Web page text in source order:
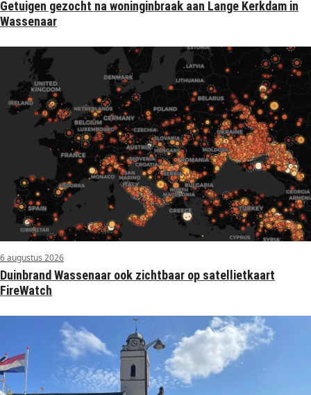
Getuigen gezocht na woninginbraak aan Lange Kerkdam in
Wassenaar
6 augustus 2026
Duinbrand Wassenaar ook zichtbaar op satellietkaart
FireWatch